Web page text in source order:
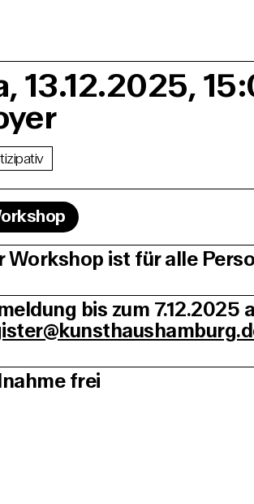
13.12.2025,
Workshop ist für alle
bis zum 7.12.2025
frei